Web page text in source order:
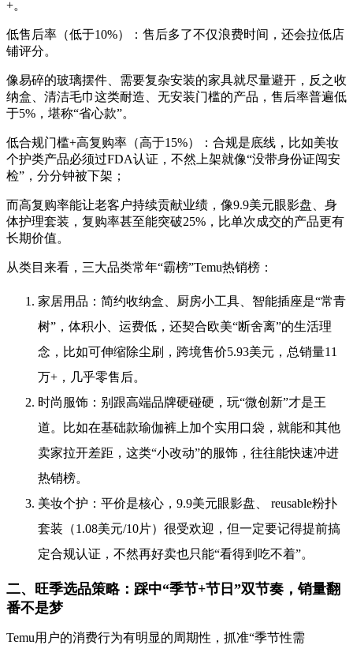
+。
低售后率（低于10%）：售后多了不仅浪费时间，还会拉低店
铺评分。
像易碎的玻璃摆件、需要复杂安装的家具就尽量避开，反之收
纳盒、清洁毛巾这类耐造、无安装门槛的产品，售后率普遍低
于5%，堪称“省心款”。
低合规门槛+高复购率（高于15%）：合规是底线，比如美妆
个护类产品必须过FDA认证，不然上架就像“没带身份证闯安
检”，分分钟被下架；
而高复购率能让老客户持续贡献业绩，像9.9美元眼影盘、身
体护理套装，复购率甚至能突破25%，比单次成交的产品更有
长期价值。
从类目来看，三大品类常年“霸榜”Temu热销榜：
家居用品：简约收纳盒、厨房小工具、智能插座是“常青
树”，体积小、运费低，还契合欧美“断舍离”的生活理
念，比如可伸缩除尘刷，跨境售价5.93美元，总销量11
万+，几乎零售后。
时尚服饰：别跟高端品牌硬碰硬，玩“微创新”才是王
道。比如在基础款瑜伽裤上加个实用口袋，就能和其他
卖家拉开差距，这类“小改动”的服饰，往往能快速冲进
热销榜。
美妆个护：平价是核心，9.9美元眼影盘、 reusable粉扑
套装（1.08美元/10片）很受欢迎，但一定要记得提前搞
定合规认证，不然再好卖也只能“看得到吃不着”。
二、旺季选品策略：踩中“季节+节日”双节奏，销量翻
番不是梦
Temu用户的消费行为有明显的周期性，抓准“季节性需